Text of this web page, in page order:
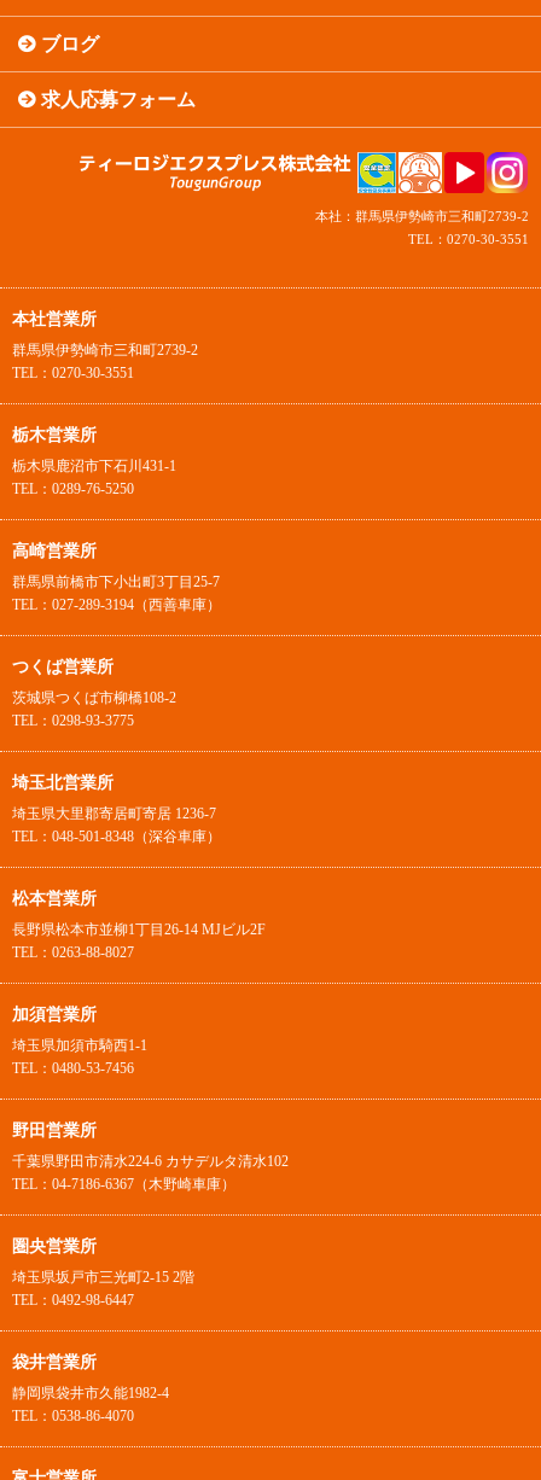
ブログ
求人応募フォーム
本社：群馬県伊勢崎市三和町2739-2
TEL：0270-30-3551
本社営業所
群馬県伊勢崎市三和町2739-2
TEL：0270-30-3551
栃木営業所
栃木県鹿沼市下石川431-1
TEL：0289-76-5250
高崎営業所
群馬県前橋市下小出町3丁目25-7
TEL：027-289-3194（西善車庫）
つくば営業所
茨城県つくば市柳橋108-2
TEL：0298-93-3775
埼玉北営業所
埼玉県大里郡寄居町寄居 1236-7
TEL：048-501-8348（深谷車庫）
松本営業所
長野県松本市並柳1丁目26-14 MJビル2F
TEL：0263-88-8027
加須営業所
埼玉県加須市騎西1-1
TEL：0480-53-7456
野田営業所
千葉県野田市清水224-6 カサデルタ清水102
TEL：04-7186-6367（木野崎車庫）
圏央営業所
埼玉県坂戸市三光町2-15 2階
TEL：0492-98-6447
袋井営業所
静岡県袋井市久能1982-4
TEL：0538-86-4070